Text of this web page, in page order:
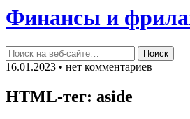
Финансы и
16.01.2023 • нет комментариев
HTML-тег: aside